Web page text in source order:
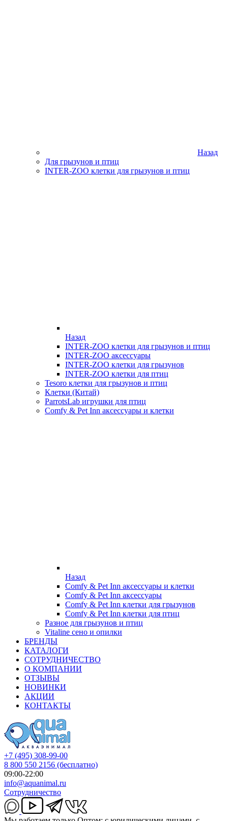
Назад
Для грызунов и птиц
INTER-ZOO клетки для грызунов и птиц
Назад
INTER-ZOO клетки для грызунов и птиц
INTER-ZOO аксессуары
INTER-ZOO клетки для грызунов
INTER-ZOO клетки для птиц
Tesoro клетки для грызунов и птиц
Клетки (Китай)
ParrotsLab игрушки для птиц
Comfy & Pet Inn аксессуары и клетки
Назад
Comfy & Pet Inn аксессуары и клетки
Comfy & Pet Inn аксессуары
Comfy & Pet Inn клетки для грызунов
Comfy & Pet Inn клетки для птиц
Разное для грызунов и птиц
Vitaline сено и опилки
БРЕНДЫ
КАТАЛОГИ
СОТРУДНИЧЕСТВО
О КОМПАНИИ
ОТЗЫВЫ
НОВИНКИ
АКЦИИ
КОНТАКТЫ
+7 (495) 308-99-00
8 800 550 2156 (бесплатно)
09:00-22:00
info@aquanimal.ru
Сотрудничество